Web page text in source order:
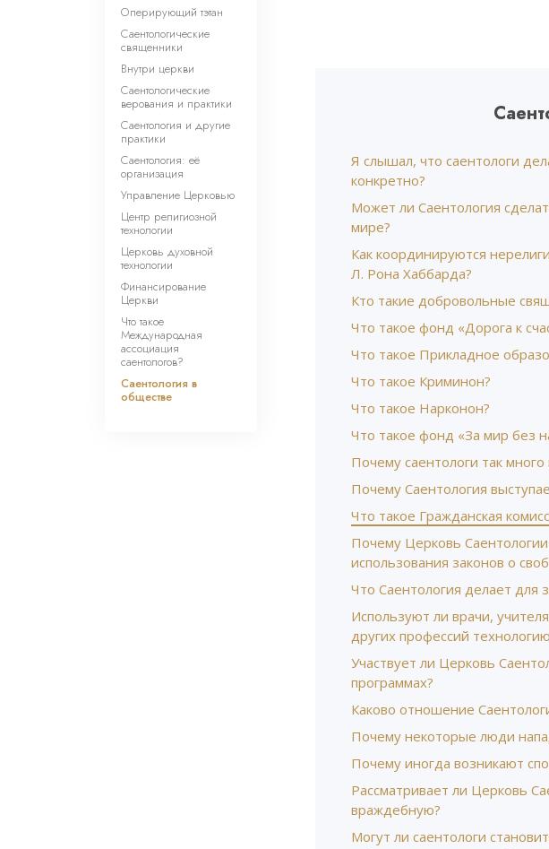
Я слышал, что саентологи
конкретно?
Может ли Саентология
мире?
Как координируются
Л. Рона Хаббарда?
Кто такие добровольные
Что такое фонд «Дорога к
Что такое Прикладное
Что такое Криминон?
Что такое Нарконон?
Что такое фонд «За мир без
Почему саентологи так много
Почему Саентология
Что такое Гражданская
Почему Церковь
использования законов о
Что Саентология делает
Используют ли врачи,
других профессий
Участвует ли Церковь
программах?
Каково отношение
Почему некоторые люди
Почему иногда возникают
Рассматривает ли Церковь
враждебную?
Могут ли саентологи
Оперирующий тэтан
Саентологические
священники
Внутри церкви
Саентологические
верования и практики
Саентология и другие
практики
Саентология: её
организация
Управление Церковью
Центр религиозной
технологии
Церковь духовной
технологии
Финансирование
Церкви
Что такое
Международная
ассоциация
саентологов?
Саентология в
обществе